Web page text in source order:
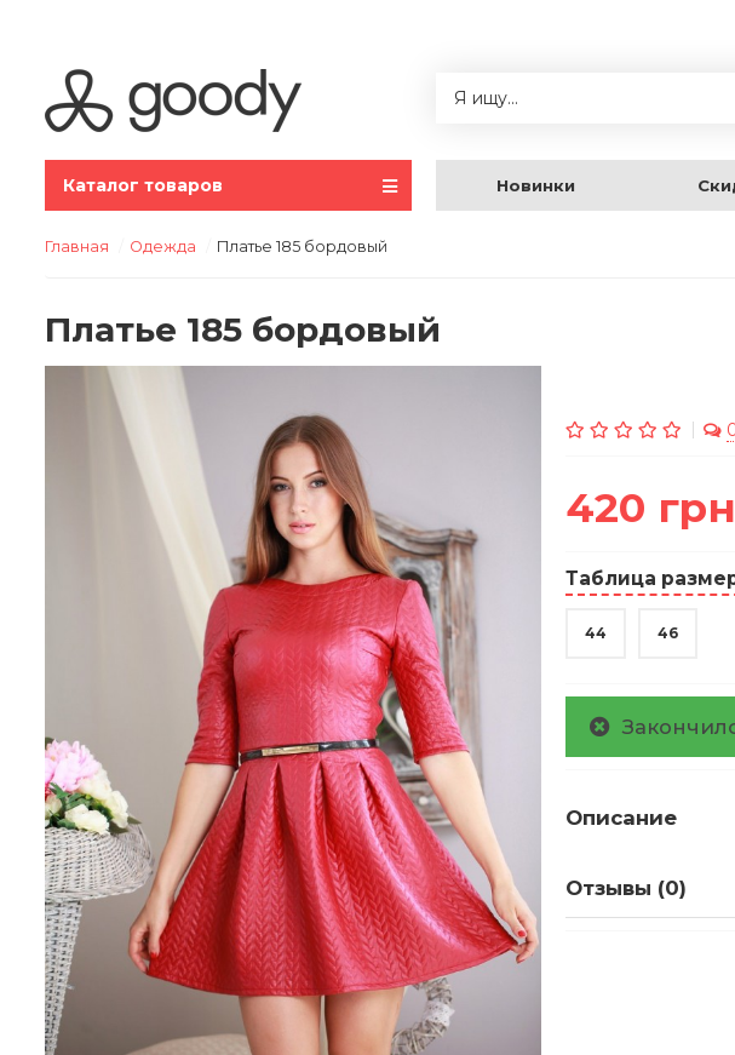
Новинки
Каталог товаров
Главная Одежда Платье 185 бордовый
Платье 185 бордовый
420 грн
Таблица
44 46
Описание
Отзывы (0)